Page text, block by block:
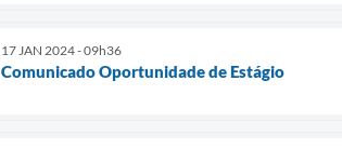
17 JAN 2024 - 09h36
Comunicado Oportunidade de Estágio